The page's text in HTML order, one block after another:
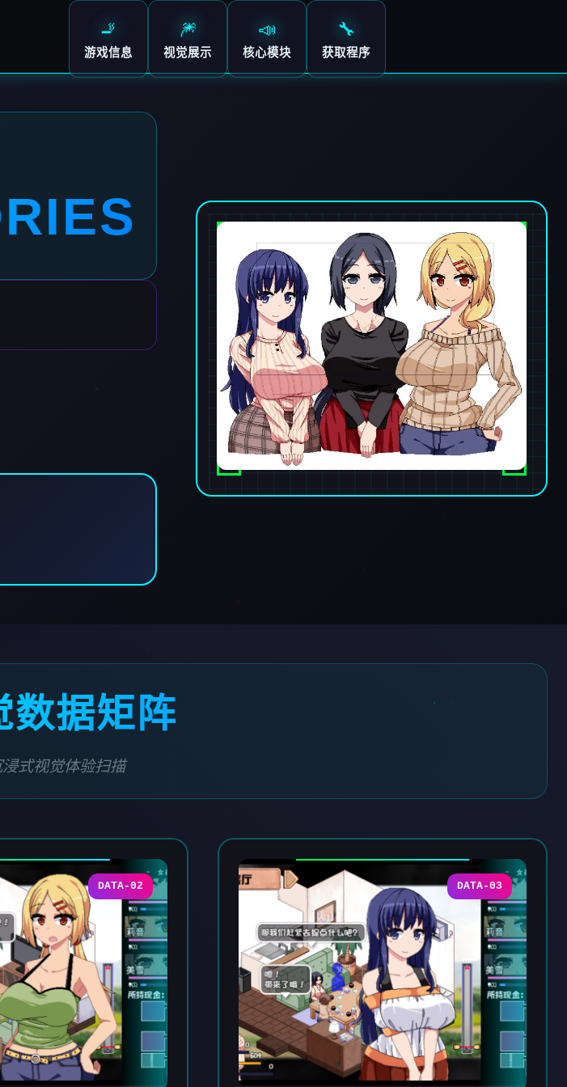
🚬
游戏信息
🎆
视觉展示
📣
核心模块
🔧
获取程序
数据矩阵
浸式视觉体验扫描
DATA-02 DATA-03